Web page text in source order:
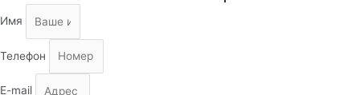
Имя
Телефон
E-mail